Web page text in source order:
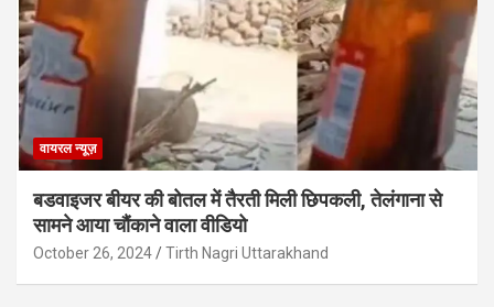
वायरल न्यूज़
बडवाइजर बीयर की बोतल में तैरती मिली छिपकली, तेलंगाना से
सामने आया चौंकाने वाला वीडियो
October 26, 2024 Tirth Nagri Uttarakhand